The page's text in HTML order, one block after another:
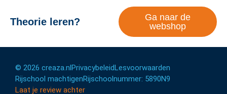
Theorie leren?
Ga naar de
webshop
© 2026 creaza.nl Privacybeleid Lesvoorwaarden
Rijschool machtigenRijschoolnummer: 5890N9
Laat je review achter